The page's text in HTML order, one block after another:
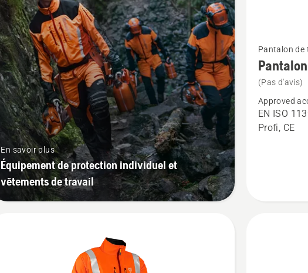
En savoir plus
Équipement de protection individuel et
vêtements de travail
plus
détails
sur
Pantalon
Pantalon de
(Pas d'avis)
Approved
EN ISO
Profi, CE